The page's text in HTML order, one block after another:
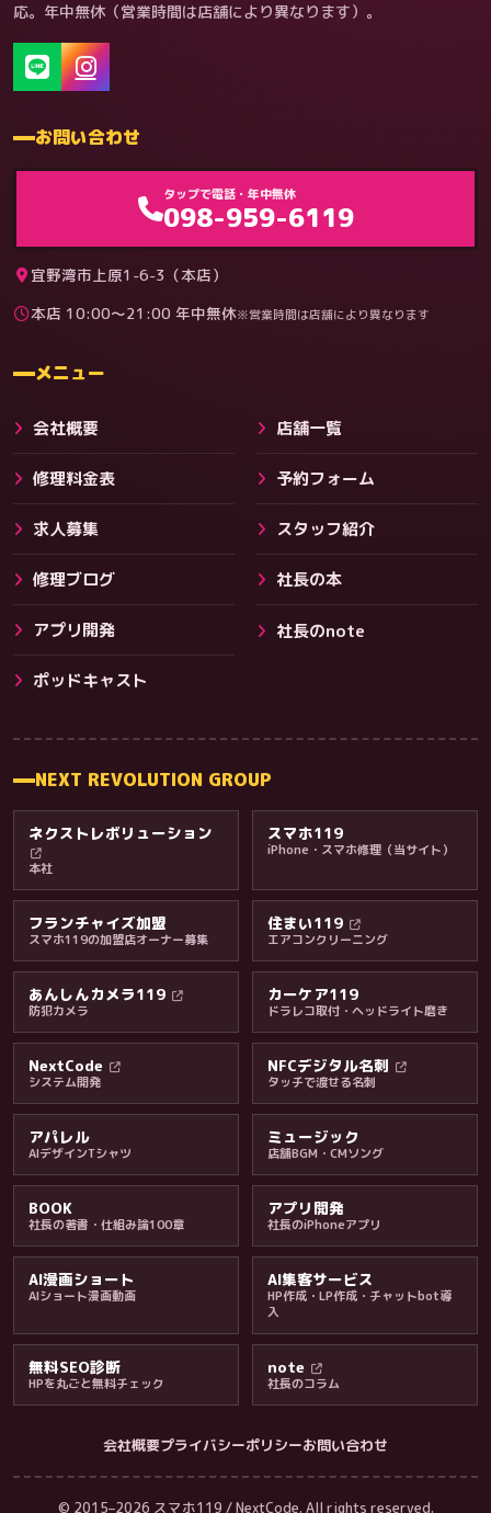
その他サービス
料金・保証・ご案内
料金
応。年中無休（営業時間は店舗により異なります）。
お問い合わせ
タップで電話・年中無休
098-959-6119
宜野湾市上原1-6-3（本店）
本店 10:00〜21:00 年中無休※営業時間は店舗により異なります
メニュー
会社概要 店舗一覧
修理料金表 予約フォーム
求人募集 スタッフ紹介
修理ブログ 社長の本
アプリ開発 社長のnote
ポッドキャスト
NEXT REVOLUTION GROUP
ネクストレボリューション
本社
スマホ119
iPhone・スマホ修理（当サイト）
フランチャイズ加盟
スマホ119の加盟店オーナー募集
住まい119
エアコンクリーニング
あんしんカメラ119
防犯カメラ
カーケア119
ドラレコ取付・ヘッドライト磨き
NextCode
システム開発
NFCデジタル名刺
タッチで渡せる名刺
アパレル
AIデザインTシャツ
ミュージック
店舗BGM・CMソング
BOOK
社長の著書・仕組み論100章
アプリ開発
社長のiPhoneアプリ
AI漫画ショート
AIショート漫画動画
AI集客サービス
HP作成・LP作成・チャットbot導
入
無料SEO診断
HPを丸ごと無料チェック
note
社長のコラム
会社概要プライバシーポリシーお問い合わせ
© 2015–2026 スマホ119 / NextCode. All rights reserved.